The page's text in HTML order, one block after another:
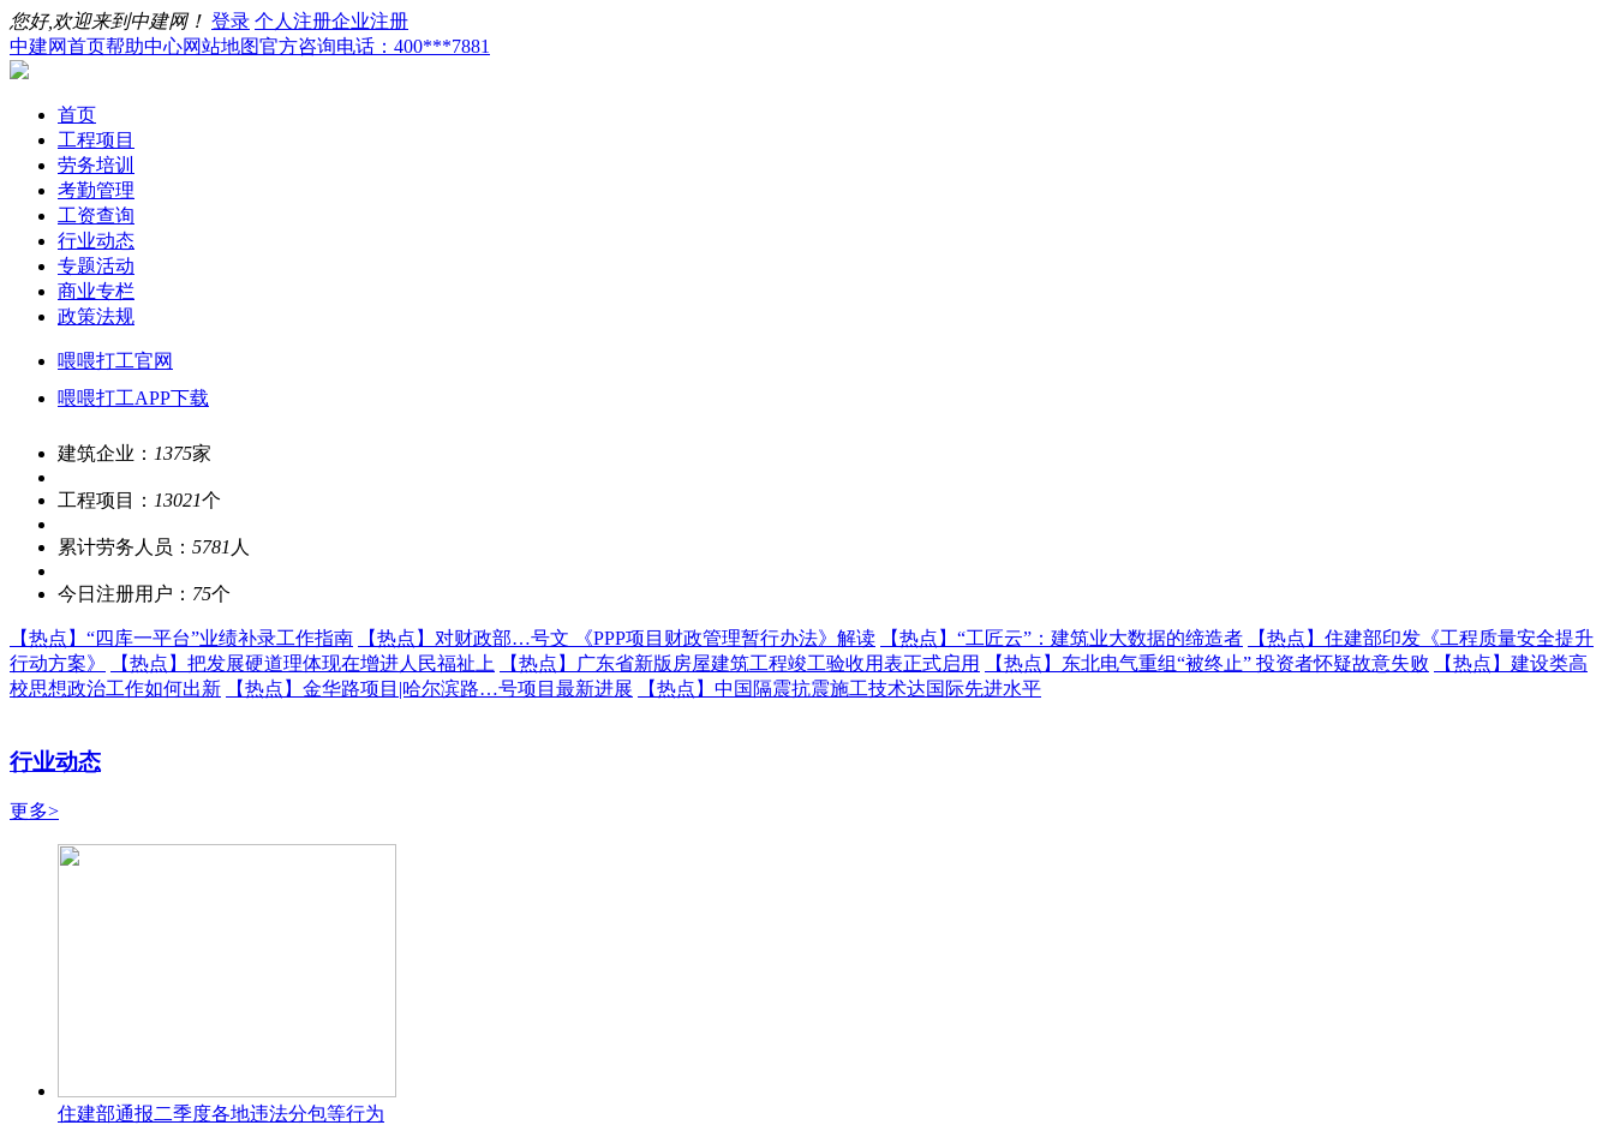
您好,欢迎来到中建网！ 登录 个人注册企业注册
中建网首页帮助中心网站地图官方咨询电话：400***7881
首页
工程项目
劳务培训
考勤管理
工资查询
行业动态
专题活动
商业专栏
政策法规
喂喂打工官网
喂喂打工APP下载
建筑企业： 1375家
工程项目： 13021个
累计劳务人员： 5781 人
今日注册用户： 75个
【热点】 “四库一平台”业绩补录工作指南 【热点】 对财政部…号文 《PPP项目财政管理暂行办法》解读 【热点】 “工匠云”：建筑业大数据的缔造者 【热点】 住建部印发《工程质量安全提升
行动方案》
【热点】 把发展硬道理体现在增进人民福祉上 【热点】 广东省新版房屋建筑工程竣工验收用表正式启用 【热点】 东北电气重组“被终止” 投资者怀疑故意失败 【热点】 建设类高
校思想政治工作如何出新
【热点】 金华路项目|哈尔滨路…号项目最新进展 【热点】 中国隔震抗震施工技术达国际先进水平
行业动态
更多>
住建部通报二季度各地违法分包等行为